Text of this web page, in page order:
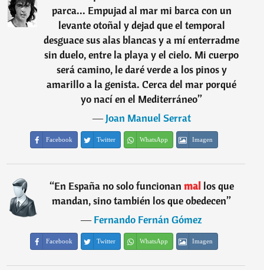
parca... Empujad al mar mi barca con un
levante otoñal y dejad que el temporal
desguace sus alas blancas y a mí enterradme
sin duelo, entre la playa y el cielo. Mi cuerpo
será camino, le daré verde a los pinos y
amarillo a la genista. Cerca del mar porqué
yo nací en el Mediterráneo”
―Joan Manuel Serrat
Facebook Twitter WhatsApp Imagen
“En España no solo funcionan mal los que
mandan, sino también los que obedecen”
―Fernando Fernán Gómez
Facebook Twitter WhatsApp Imagen